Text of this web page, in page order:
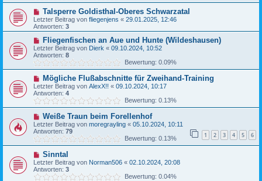
Talsperre Goldisthal-Oberes Schwarzatal
Letzter Beitrag von fliegenjens « 29.01.2025, 12:46
Antworten: 3
Fliegenfischen an Aue und Hunte (Wildeshausen)
Letzter Beitrag von Dierk « 09.10.2024, 10:52
Antworten: 8
Bewertung: 0.09%
Mögliche Flußabschnitte für Zweihand-Training
Letzter Beitrag von AlexX!! « 09.10.2024, 10:17
Antworten: 4
Bewertung: 0.13%
Weiße Traun beim Forellenhof
Letzter Beitrag von moregrayling « 05.10.2024, 10:11
Antworten: 79 1 2 3 4 5 6
Bewertung: 0.13%
Sinntal
Letzter Beitrag von Norman506 « 02.10.2024, 20:08
Antworten: 3
Bewertung: 0.04%